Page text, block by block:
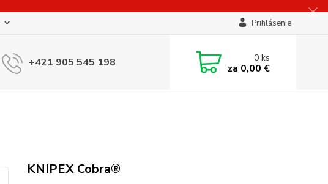
Prihlásenie
+421 905 545 198 0ks
za 0,00 €
KNIPEX Cobra®